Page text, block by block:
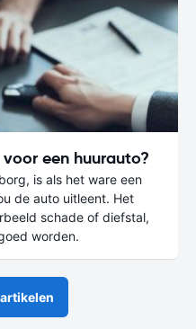
een huurauto?
is als het ware een
de auto uitleent. Het
schade of diefstal,
worden.